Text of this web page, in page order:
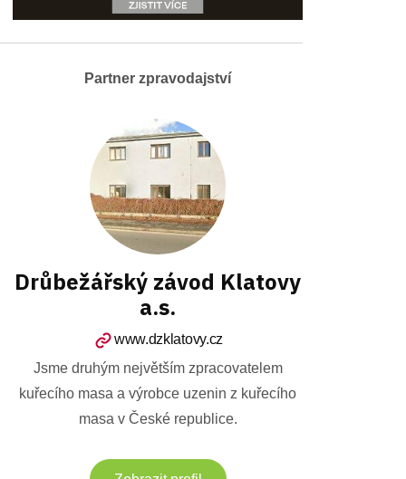
Partner zpravodajství
Drůbežářský závod Klatovy
a.s.
www.dzklatovy.cz
Jsme druhým největším zpracovatelem
kuřecího masa a výrobce uzenin z kuřecího
masa v České republice.